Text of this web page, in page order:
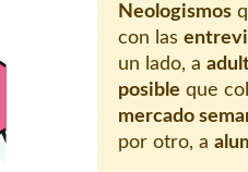
Neologismos
con las
un lado, a
posible que
mercado
por otro, a